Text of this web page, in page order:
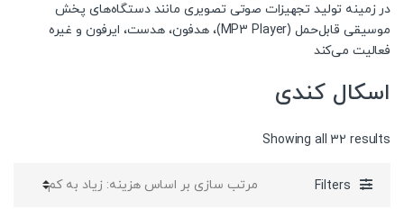
در زمینه تولید تجهیزات صوتی تصویری مانند دستگاه‌های پخش
موسیقی قابل‌حمل (MP3 Player)، هدفون، هدست، ایرفون و غیره
فعالیت می‌کند
اسکال کندی
Showing all 32 results
Sorted
price:
Filters